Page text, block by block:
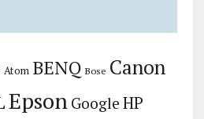
Atom BENQ Bose Canon
Epson Google HP